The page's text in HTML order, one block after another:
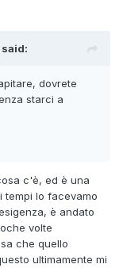
dovrete
starci a
c'è, ed è una
tempi lo facevamo
è andato
volte
che quello
ultimamente mi